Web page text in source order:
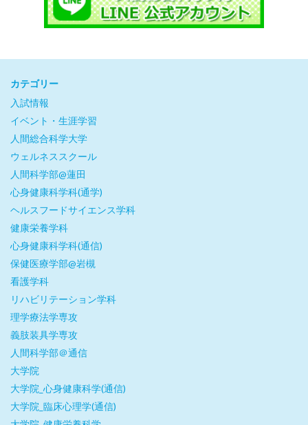
カテゴリー
入試情報
イベント・生涯学習
人間総合科学大学
ウェルネススクール
人間科学部@蓮田
心身健康科学科(通学)
ヘルスフードサイエンス学科
健康栄養学科
心身健康科学科(通信)
保健医療学部@岩槻
看護学科
リハビリテーション学科
理学療法学専攻
義肢装具学専攻
人間科学部＠通信
大学院
大学院_心身健康科学(通信)
大学院_臨床心理学(通信)